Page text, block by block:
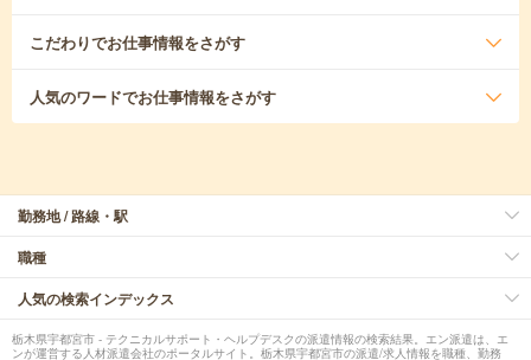
こだわりでお仕事情報をさがす
人気のワードでお仕事情報をさがす
勤務地 / 路線・駅
職種
人気の検索インデックス
栃木県宇都宮市 - テクニカルサポート・ヘルプデスクの派遣情報の検索結果。エン派遣は、エ
ンが運営する人材派遣会社のポータルサイト。栃木県宇都宮市の派遣/求人情報を職種、勤務